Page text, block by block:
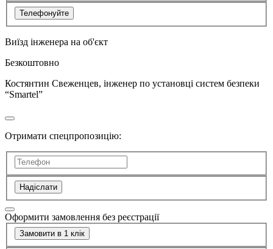
Телефонуйте
Виїзд інженера на об'єкт
Безкоштовно
Костянтин Свеженцев, інженер по установці систем безпеки
“Smartel”
Отримати спецпропозицію:
Надіслати
Оформити замовлення без реєстрації
Замовити в 1 клік